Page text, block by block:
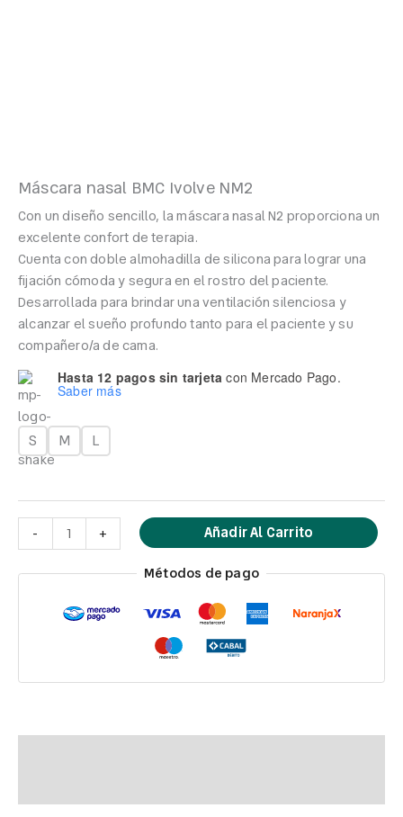
Máscara nasal BMC Ivolve NM2
Con un diseño sencillo, la máscara nasal N2 proporciona un
excelente confort de terapia.
Cuenta con doble almohadilla de silicona para lograr una
fijación cómoda y segura en el rostro del paciente.
Desarrollada para brindar una ventilación silenciosa y
alcanzar el sueño profundo tanto para el paciente y su
compañero/a de cama.
Hasta 12 pagos sin tarjeta con Mercado Pago.
Saber más
S M L
- + Añadir Al Carrito
Métodos de pago